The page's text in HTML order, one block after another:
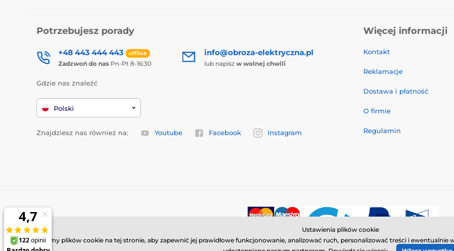
Potrzebujesz porady
+48 443 444 443 offline
Zadzwoń do nas Pn-Pt 8-16:30
info@obroza-elektryczna.pl
lub napisz w wolnej chwili
Gdzie nas znaleźć
Polski
Znajdziesz nas również na: Youtube Facebook Instagram
Więcej informacji
Kontakt
Reklamacje
Dostawa i płatność
O firmie
Regulamin
Ustawienia plików cookie
Używamy plików cookie na tej stronie, aby zapewnić jej prawidłowe funkcjonowanie, analizować ruch, personalizować treści i